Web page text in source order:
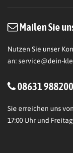
Mailen Sie
Nutzen Sie unser
an: service@dein-
08631 988200
Sie erreichen uns
17:00 Uhr und